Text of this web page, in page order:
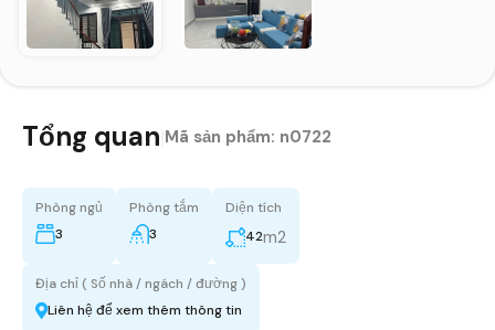
Tổng quan Mã sản phẩm: n0722
Phòng ngủ
3
Phòng tắm
3
Diện tích
42m2
Địa chỉ ( Số nhà / ngách / đường )
Liên hệ để xem thêm thông tin